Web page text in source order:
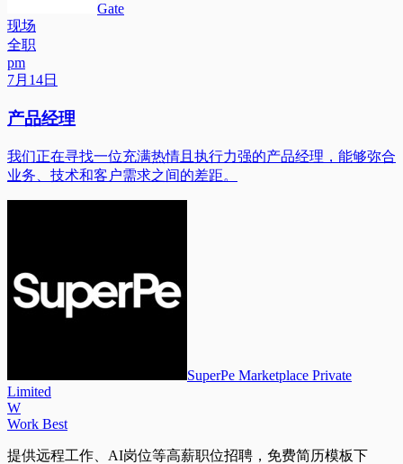
Gate
现场
全职
pm
7月14日
产品经理
我们正在寻找一位充满热情且执行力强的产品经理，能够弥合
业务、技术和客户需求之间的差距。
SuperPe Marketplace Private
Limited
W
Work Best
提供远程工作、AI岗位等高薪职位招聘，免费简历模板下